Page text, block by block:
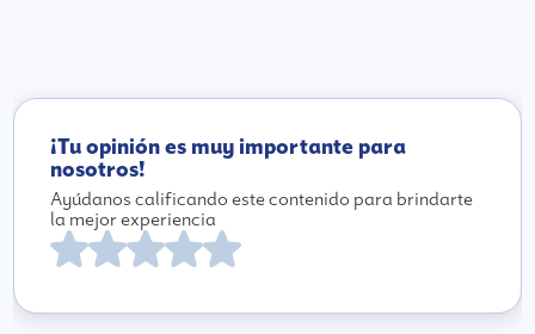
¡Tu opinión es muy importante para
nosotros!
Ayúdanos calificando este contenido para brindarte
la mejor experiencia